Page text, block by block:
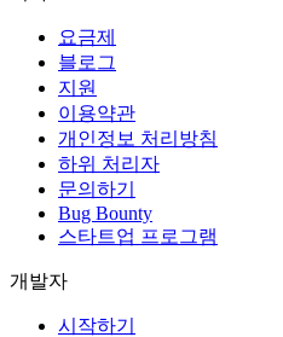
요금제
블로그
지원
이용약관
개인정보 처리방침
하위 처리자
문의하기
Bug Bounty
스타트업 프로그램
개발자
시작하기